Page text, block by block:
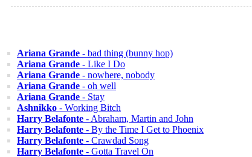
Ariana Grande - bad thing (bunny hop)
Ariana Grande - Like I Do
Ariana Grande - nowhere, nobody
Ariana Grande - oh well
Ariana Grande - Stay
Ashnikko - Working Bitch
Harry Belafonte - Abraham, Martin and John
Harry Belafonte - By the Time I Get to Phoenix
Harry Belafonte - Crawdad Song
Harry Belafonte - Gotta Travel On